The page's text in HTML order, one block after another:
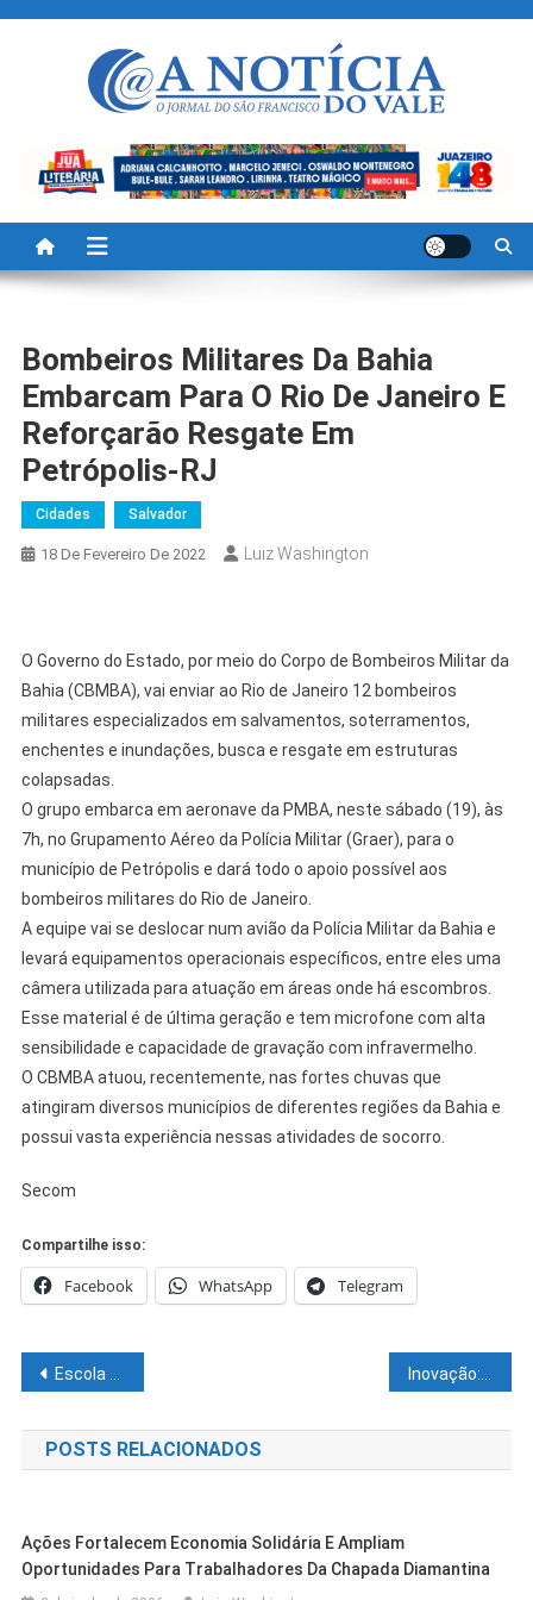
A Noticia Do Vale
Bombeiros Militares Da Bahia
Embarcam Para O Rio De Janeiro E
Reforçarão Resgate Em
Petrópolis-RJ
Cidades Salvador
18 De Fevereiro De 2022 Luiz Washington
O Governo do Estado, por meio do Corpo de Bombeiros Militar da
Bahia (CBMBA), vai enviar ao Rio de Janeiro 12 bombeiros
militares especializados em salvamentos, soterramentos,
enchentes e inundações, busca e resgate em estruturas
colapsadas.
O grupo embarca em aeronave da PMBA, neste sábado (19), às
7h, no Grupamento Aéreo da Polícia Militar (Graer), para o
município de Petrópolis e dará todo o apoio possível aos
bombeiros militares do Rio de Janeiro.
A equipe vai se deslocar num avião da Polícia Militar da Bahia e
levará equipamentos operacionais específicos, entre eles uma
câmera utilizada para atuação em áreas onde há escombros.
Esse material é de última geração e tem microfone com alta
sensibilidade e capacidade de gravação com infravermelho.
O CBMBA atuou, recentemente, nas fortes chuvas que
atingiram diversos municípios de diferentes regiões da Bahia e
possui vasta experiência nessas atividades de socorro.
Secom
Compartilhe isso:
Facebook WhatsApp Telegram
Navegação
de
Post
Escola de Petrolina fecha parceria com cursos da região visando à reforma do Ensino Médio Inovação: Gestão Suzana Ramos consegue certificado do CREMEB para a Maternidade de Juazeiro
POSTS RELACIONADOS
Ações Fortalecem Economia Solidária E Ampliam
Oportunidades Para Trabalhadores Da Chapada Diamantina